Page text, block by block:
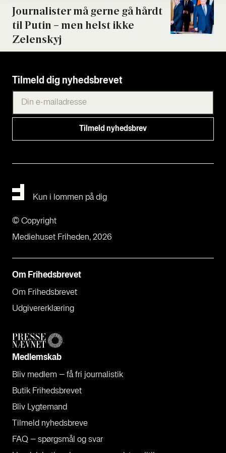
Jour­na­li­ster må ger­ne gå hårdt
til Putin – men helst ikke
Zelen­skyj
Tilmeld dig nyhedsbrevet
Om Fri­heds­bre­vet
Om Fri­heds­bre­vet
Udgi­ve­rer­klæ­ring
Med­lem­skab
Bliv med­lem – få fri jour­na­li­stik
Butik Fri­heds­bre­vet
Bliv Lyg­te­mand
Til­meld nyheds­bre­ve
FAQ – spørgs­mål og svar
Kun i lommen på dig
Mediehuset Friheden, 2026
© Copyright